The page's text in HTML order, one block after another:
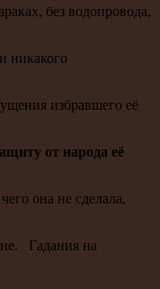
без водопровода,
никакого
избравшего её
от народа её
она не сделала,
Гадания на